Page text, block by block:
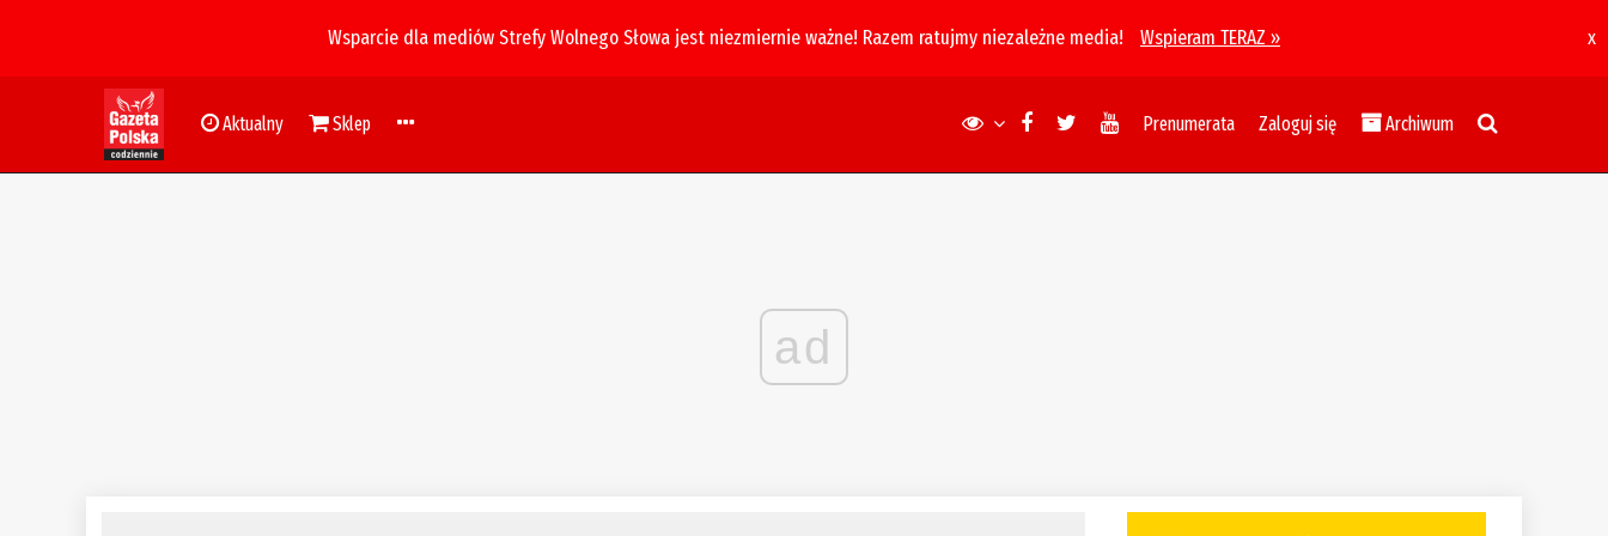
Wsparcie dla mediów Strefy Wolnego Słowa jest niezmiernie ważne! Razem ratujmy niezależne media! Wspieram TERAZ » x
Aktualny Sklep Prenumerata Zaloguj się Archiwum
ad